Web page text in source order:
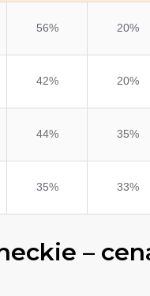
56% 20%
42% 20%
44% 35%
35% 33%
–